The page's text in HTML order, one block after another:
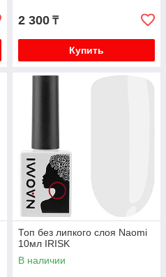
2 300 ₸
Купить
Топ без липкого слоя Naomi
10мл IRISK
В наличии